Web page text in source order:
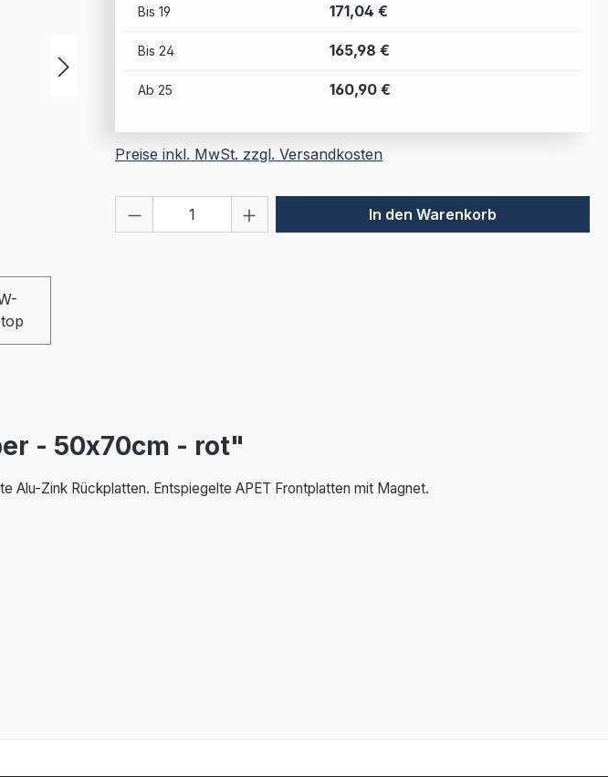
Bis 19 171,04 €
Bis 24 165,98 €
Ab 25 160,90 €
Preise inkl. MwSt. zzgl. Versandkosten
Produkt Anzahl: Gib den gewünschten Wert
In den Warenkorb
- 50x70cm - rot"
Alu-Zink Rückplatten. Entspiegelte APET Frontplatten mit Magnet.